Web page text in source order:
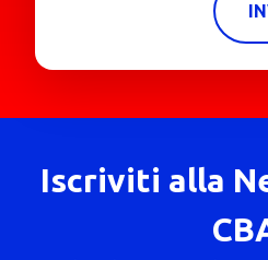
Iscriviti alla